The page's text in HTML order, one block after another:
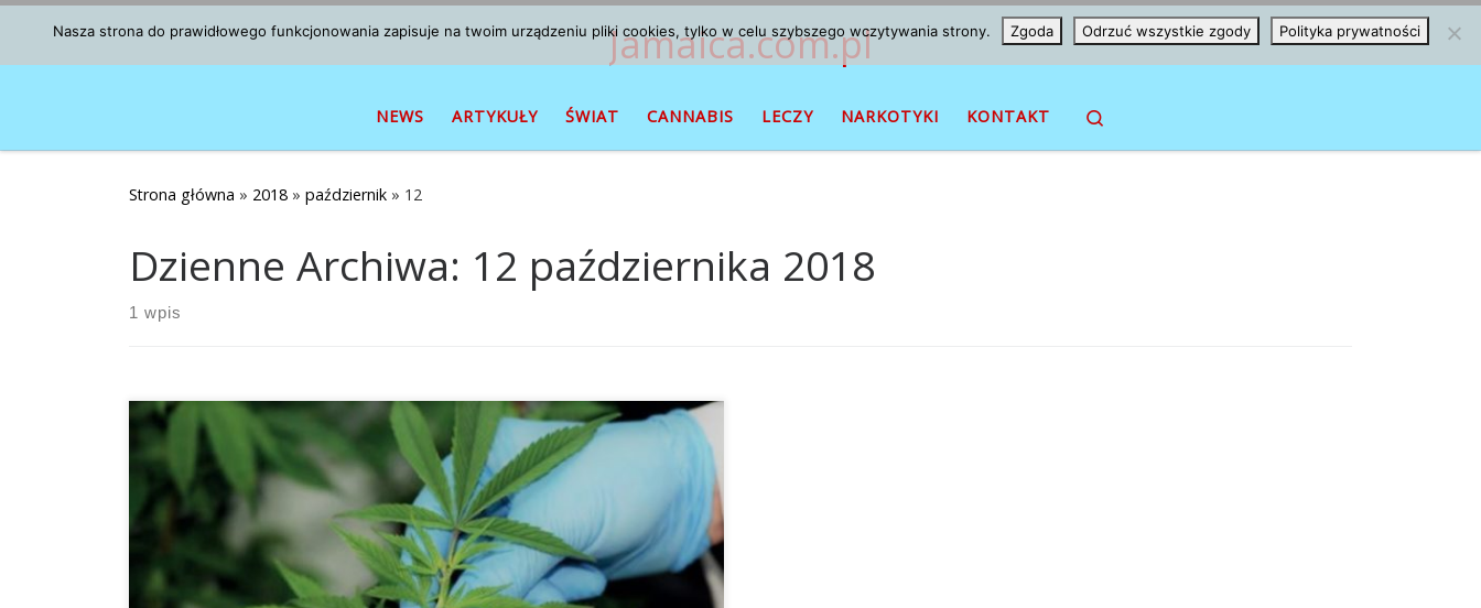
Przejdź do treści Jamaica.com.pl
NEWS ARTYKUŁY ŚWIAT CANNABIS LECZY NARKOTYKI KONTAKT
Strona główna » 2018 » październik » 12
Dzienne Archiwa: 12 października 2018
1 wpis
Planowane są projekty w Australii, Kolumbii oraz Kanadzie. Dutch Passion
ogłosił zawarcie ważnych partnerstw dla uprawy medycznej marihuany: w
Australii oraz w Kolumbii z MYM Nutraceuticals oraz w Kanadzie z Weed Me.
Nasza strona do prawidłowego funkcjonowania zapisuje na twoim urządzeniu pliki cookies, tylko w celu szybszego wczytywania strony. Zgoda Odrzuć wszystkie zgody Polityka prywatności